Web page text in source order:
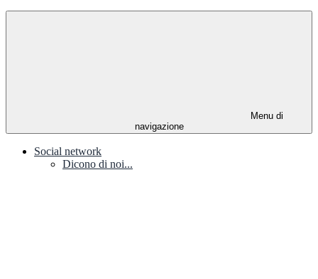
Menu di
navigazione
Social network
Dicono di noi...